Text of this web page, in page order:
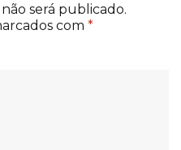
será publicado.
com *